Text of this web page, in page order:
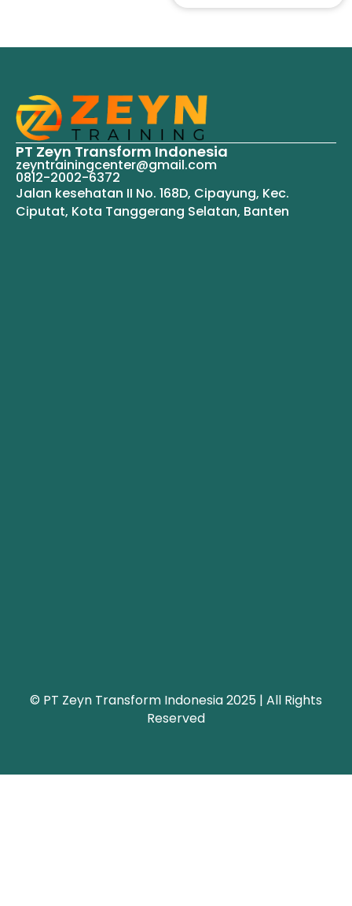
PT Zeyn Transform Indonesia
zeyntrainingcenter@gmail.com
0812-2002-6372
Jalan kesehatan II No. 168D, Cipayung, Kec.
Ciputat, Kota Tanggerang Selatan, Banten
© PT Zeyn Transform Indonesia 2025 | All Rights
Reserved